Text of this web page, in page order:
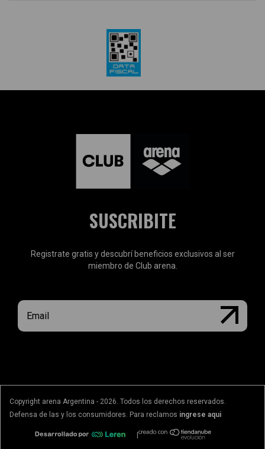
SUSCRIBITE
Registrate gratis y descubrí beneficios exclusivos al ser
miembro de Club arena.
Copyright arena Argentina - 2026. Todos los derechos reservados.
Defensa de las y los consumidores. Para reclamos ingrese aqui